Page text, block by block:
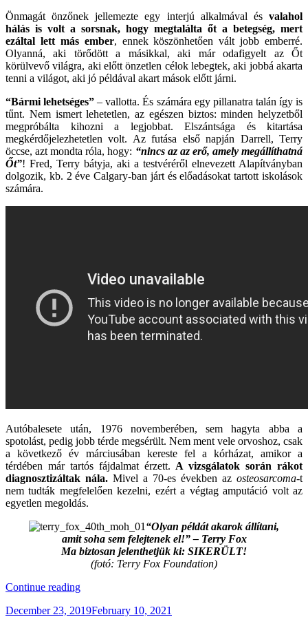
Önmagát önzőnek jellemezte egy interjú alkalmával és valahol
hálás is volt a sorsnak, hogy megtalálta őt a betegség, mert
ezáltal lett más ember, ennek köszönhetően vált jobb emberré.
Olyanná, aki törődött a másikkal, aki már odafigyelt az Őt
körülvevő világra, aki előtt önzetlen célok lebegtek, aki jobbá akarta
tenni a világot, aki jó példával akart mások előtt járni.
“Bármi lehetséges” – vallotta. És számára egy pillanatra talán így is
tűnt. Nem ismert lehetetlen, az egészen biztos: minden helyzetből
megpróbálta kihozni a legjobbat. Elszántsága és kitartása
megkérdőjelezhetetlen volt. Az futása első napján Darrell, Terry
öccse, azt mondta róla, hogy: “nincs az az erő, amely megállíthatná
Őt”! Fred, Terry bátyja, aki a testvéréről elnevezett Alapítványban
dolgozik, kb. 2 éve Calgary-ban járt és előadásokat tartott iskolások
számára.
Autóbalesete után, 1976 novemberében, sem hagyta abba a
spotolást, pedig jobb térde megsérült. Nem ment vele orvoshoz, csak
a következő év márciusában kereste fel a kórházat, amikor a
térdében már tartós fájdalmat érzett. A vizsgálatok során rákot
diagnosztizáltak nála. Mivel a 70-es években az osteosarcoma-t
nem tudták megfelelően kezelni, ezért a végtag amputáció volt az
egyetlen megoldás.
“Olyan példát akarok állítani,
amit soha sem felejtenek el!” – Terry Fox
Ma biztosan jelenthetjük ki: SIKERÜLT!
(fotó: Terry Fox Foundation)
Continue reading“Terry
A
Posted
December 23, 2019February 10, 2021